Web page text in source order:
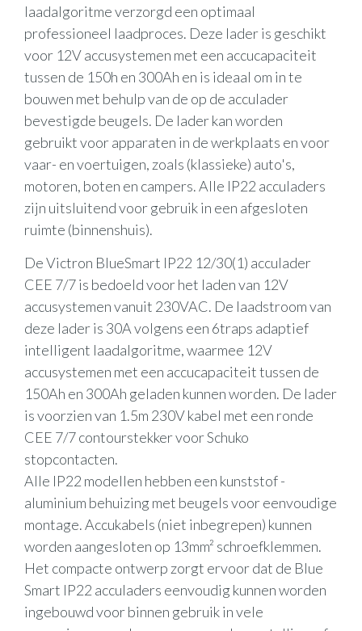
laadalgoritme verzorgd een optimaal
professioneel laadproces. Deze lader is geschikt
voor 12V accusystemen met een accucapaciteit
tussen de 150h en 300Ah en is ideaal om in te
bouwen met behulp van de op de acculader
bevestigde beugels. De lader kan worden
gebruikt voor apparaten in de werkplaats en voor
vaar- en voertuigen, zoals (klassieke) auto's,
motoren, boten en campers. Alle IP22 acculaders
zijn uitsluitend voor gebruik in een afgesloten
ruimte (binnenshuis).
De Victron BlueSmart IP22 12/30(1) acculader
CEE 7/7 is bedoeld voor het laden van 12V
accusystemen vanuit 230VAC. De laadstroom van
deze lader is 30A volgens een 6traps adaptief
intelligent laadalgoritme, waarmee 12V
accusystemen met een accucapaciteit tussen de
150Ah en 300Ah geladen kunnen worden. De lader
is voorzien van 1.5m 230V kabel met een ronde
CEE 7/7 contourstekker voor Schuko
stopcontacten.
Alle IP22 modellen hebben een kunststof -
aluminium behuizing met beugels voor eenvoudige
montage. Accukabels (niet inbegrepen) kunnen
worden aangesloten op 13mm² schroefklemmen.
Het compacte ontwerp zorgt ervoor dat de Blue
Smart IP22 acculaders eenvoudig kunnen worden
ingebouwd voor binnen gebruik in vele